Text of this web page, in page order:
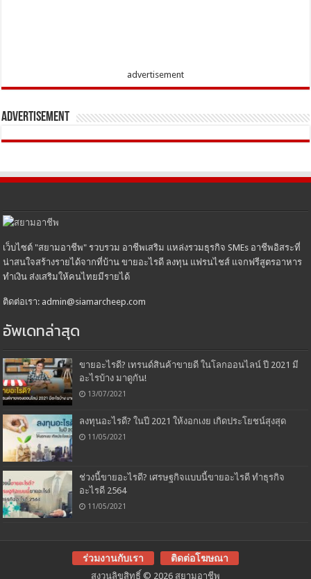
advertisement
Advertisement
เว็บไซต์ "สยามอาชีพ" รวบรวม อาชีพเสริม แหล่งรวมธุรกิจ SMEs อาชีพอิสระที่
น่าสนใจสร้างรายได้จากที่บ้าน ขายอะไรดี ลงทุน แฟรนไชส์ แจกฟรีสูตรอาหาร
ทำเงิน ส่งเสริมให้คนไทยมีรายได้
ติดต่อเรา: admin@siamarcheep.com
อัพเดทล่าสุด
ขายอะไรดี? เทรนด์สินค้าขายดี ในโลกออนไลน์ ปี 2021 มี
อะไรบ้าง มาดูกัน!
13/07/2021
ลงทุนอะไรดี? ในปี 2021 ให้งอกเงย เกิดประโยชน์สุงสุด
11/05/2021
ช่วงนี้ขายอะไรดี? เศรษฐกิจแบบนี้ขายอะไรดี ทำธุรกิจ
อะไรดี 2564
11/05/2021
ร่วมงานกับเรา ติดต่อโฆษณา
สงวนลิขสิทธิ์ © 2026 สยามอาชีพ